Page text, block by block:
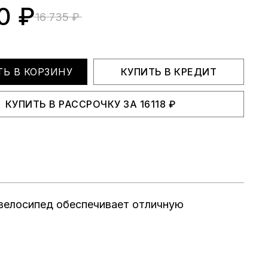
₽16 735 ₽
В КОРЗИНУ КУПИТЬ В КРЕДИТ
КУПИТЬ В РАССРОЧКУ ЗА 16118 ₽
обеспечивает отличную